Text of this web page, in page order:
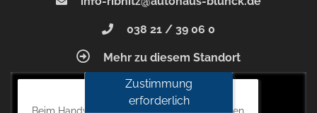
038 21 / 39 06 0
Mehr zu diesem Standort
Autohaus Blunck
Beim Handweiser 19, 18311 Ribnitz-Damgarten
Zustimmung
erforderlich